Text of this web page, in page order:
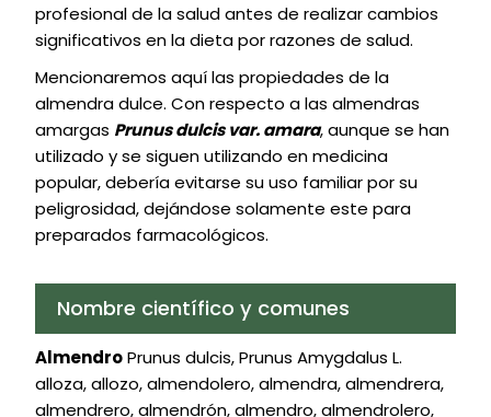
profesional de la salud antes de realizar cambios
significativos en la dieta por razones de salud.
Mencionaremos aquí las propiedades de la
almendra dulce. Con respecto a las almendras
amargas Prunus dulcis var. amara, aunque se han
utilizado y se siguen utilizando en medicina
popular, debería evitarse su uso familiar por su
peligrosidad, dejándose solamente este para
preparados farmacológicos.
Nombre científico y comunes
AlmendroPrunus dulcis, Prunus Amygdalus L.
alloza, allozo, almendolero, almendra, almendrera,
almendrero, almendrón, almendro, almendrolero,